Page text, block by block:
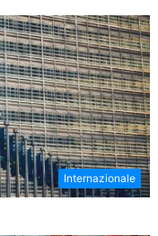
Internazionale